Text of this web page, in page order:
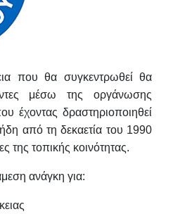
που θα συγκεντρωθεί θα
μέσω της οργάνωσης
έχοντας δραστηριοποιηθεί
από τη δεκαετία του 1990
της τοπικής κοινότητας.
ανάγκη για: